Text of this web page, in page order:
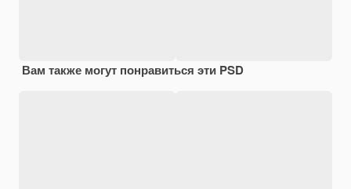
Вам также могут понравиться эти PSD